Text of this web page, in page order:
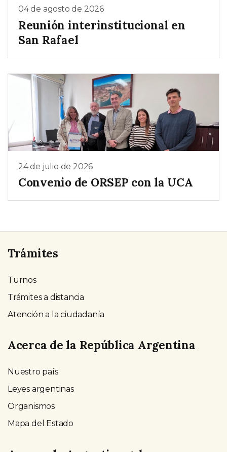
04 de agosto de 2026
Reunión interinstitucional en
San Rafael
24 de julio de 2026
Convenio de ORSEP con la UCA
Trámites
Turnos
Trámites a distancia
Atención a la ciudadanía
Acerca de la República Argentina
Nuestro país
Leyes argentinas
Organismos
Mapa del Estado